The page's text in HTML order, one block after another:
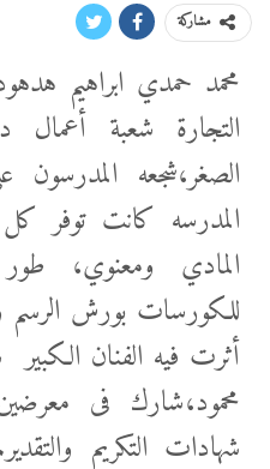
مشاركة
محمد حمدي ابراهيم
التجارة شعبة أعمال
الصغر،شجعه
المدرسه كانت
المادي ومعنوي،
للكورسات بورش الرسم
أثرت فيه الفنان
محمود،شارك فى
شهادات التكريم